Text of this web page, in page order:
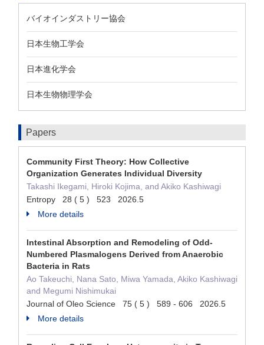
バイオインダストリー協会
日本生物工学会
日本進化学会
日本生物物理学会
Papers
Community First Theory: How Collective
Organization Generates Individual Diversity
Takashi Ikegami, Hiroki Kojima, and Akiko Kashiwagi
Entropy 28 ( 5 ) 523 2026.5
More details
Intestinal Absorption and Remodeling of Odd-
Numbered Plasmalogens Derived from Anaerobic
Bacteria in Rats
Ao Takeuchi, Nana Sato, Miwa Yamada, Akiko Kashiwagi
and Megumi Nishimukai
Journal of Oleo Science 75 ( 5 ) 589 - 606 2026.5
More details